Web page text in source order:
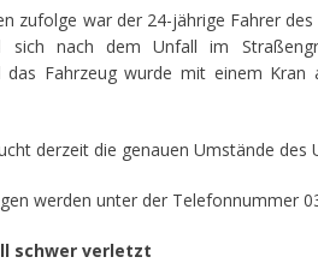
zufolge war der 24-jährige Fahrer
sich nach dem Unfall im
das Fahrzeug wurde mit einem
derzeit die genauen Umstände des
werden unter der Telefonnummer
schwer verletzt